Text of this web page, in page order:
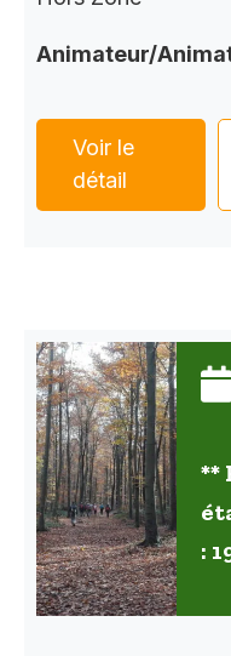
Animateur/
Voir le
détail
**
: